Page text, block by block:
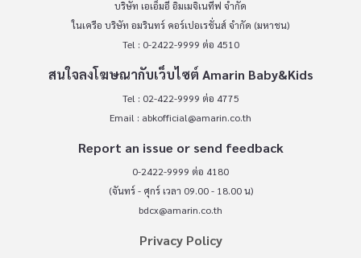
บริษัท เอเอ็มอี อิมเมจิเนทีฟ จำกัด
ในเครือ บริษัท อมรินทร์ คอร์เปอเรชั่นส์ จำกัด (มหาชน)
Tel : 0-2422-9999 ต่อ 4510
สนใจลงโฆษณากับเว็บไซต์ Amarin Baby&Kids
Tel : 02-422-9999 ต่อ 4775
Email : abkofficial@amarin.co.th
Report an issue or send feedback
0-2422-9999 ต่อ 4180
(จันทร์ - ศุกร์ เวลา 09.00 - 18.00 น)
bdcx@amarin.co.th
Privacy Policy